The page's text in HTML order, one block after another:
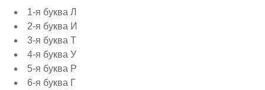
1-я буква Л
2-я буква И
3-я буква Т
4-я буква У
5-я буква Р
6-я буква Г